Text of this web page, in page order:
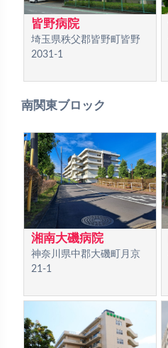
皆野病院
埼玉県秩父郡皆野町皆野
2031-1
南関東ブロック
湘南大磯病院
神奈川県中郡大磯町月京
21-1